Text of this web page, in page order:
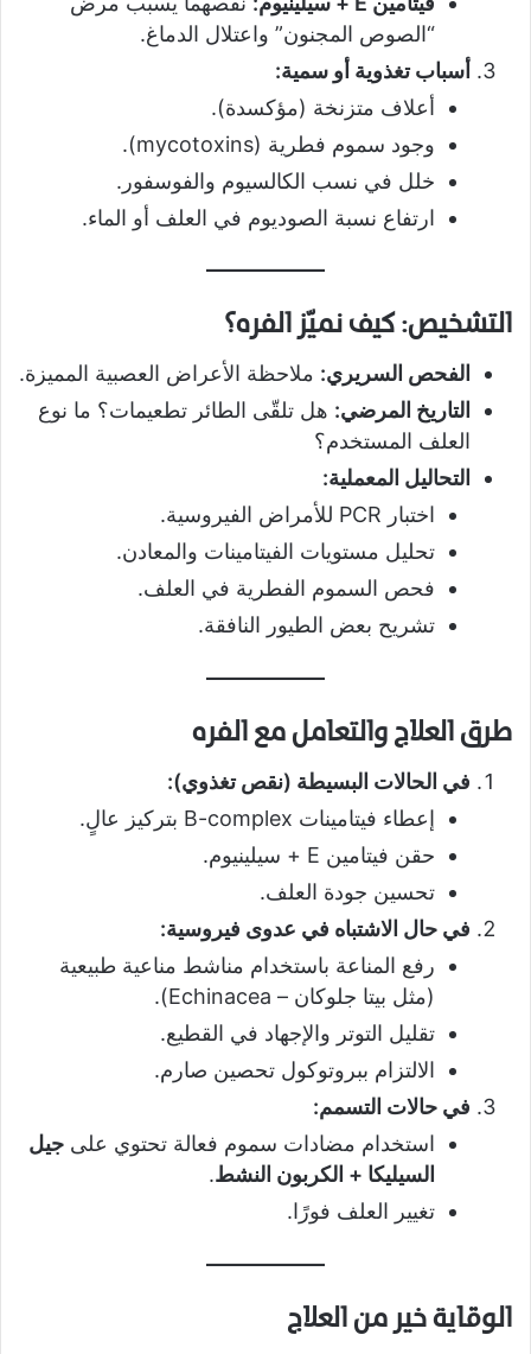
“الصوص المجنون” واعتلال الدماغ.
أسباب تغذوية أو سمية:
أعلاف متزنخة (مؤكسدة).
وجود سموم فطرية (mycotoxins).
خلل في نسب الكالسيوم والفوسفور.
ارتفاع نسبة الصوديوم في العلف أو الماء.
التشخيص: كيف نميّز الفره؟
الفحص السريري: ملاحظة الأعراض العصبية المميزة.
التاريخ المرضي: هل تلقّى الطائر تطعيمات؟ ما نوع
العلف المستخدم؟
التحاليل المعملية:
اختبار PCR للأمراض الفيروسية.
تحليل مستويات الفيتامينات والمعادن.
فحص السموم الفطرية في العلف.
تشريح بعض الطيور النافقة.
طرق العلاج والتعامل مع الفره
في الحالات البسيطة (نقص تغذوي):
إعطاء فيتامينات B-complex بتركيز عالٍ.
حقن فيتامين E + سيلينيوم.
تحسين جودة العلف.
في حال الاشتباه في عدوى فيروسية:
رفع المناعة باستخدام مناشط مناعية طبيعية
(مثل بيتا جلوكان – Echinacea).
تقليل التوتر والإجهاد في القطيع.
الالتزام ببروتوكول تحصين صارم.
في حالات التسمم:
استخدام مضادات سموم فعالة تحتوي على جيل
السيليكا + الكربون النشط.
تغيير العلف فورًا.
الوقاية خير من العلاج